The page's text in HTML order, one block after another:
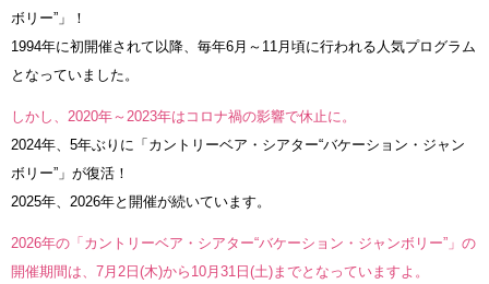
ボリー”」！
1994年に初開催されて以降、毎年6月～11月頃に行われる人気プログラム
となっていました。
しかし、2020年～2023年はコロナ禍の影響で休止に。
2024年、5年ぶりに「カントリーベア・シアター“バケーション・ジャン
ボリー”」が復活！
2025年、2026年と開催が続いています。
2026年の「カントリーベア・シアター“バケーション・ジャンボリー”」の
開催期間は、7月2日(木)から10月31日(土)までとなっていますよ。